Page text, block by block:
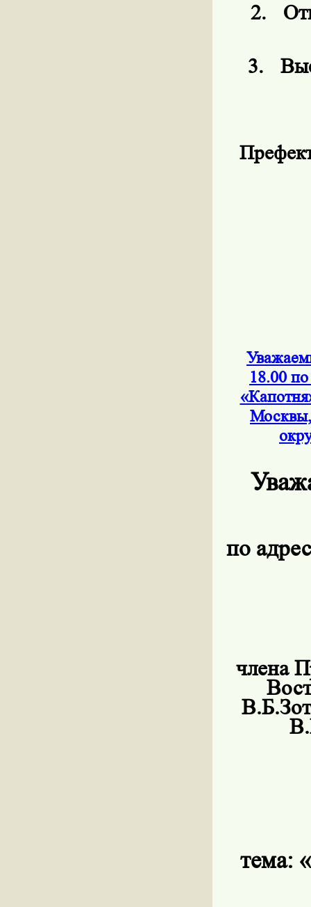
2.
3.
18.00
Москвы,
по
члена
тема: «